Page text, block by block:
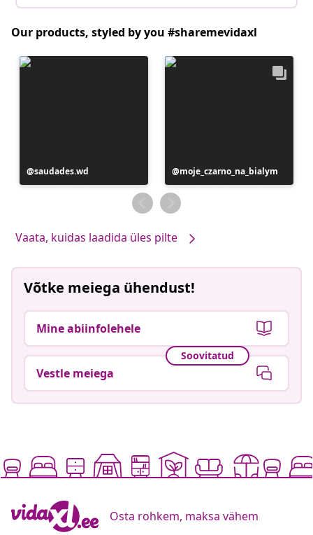
Our products, styled by you #sharemevidaxl
Postitus
avaldatud
saudades.wd
Postitus
avaldatud
moje_czarno_na_bialym
Vaata, kuidas laadida üles pilte
Võtke meiega ühendust!
Mine abiinfolehele
Soovitatud
Vestle meiega
Osta rohkem, maksa vähem